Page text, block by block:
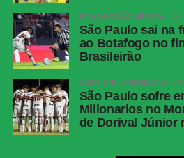
BRASILEIRÃO SÉRIE A 3
São Paulo sai na
ao Botafogo no
Brasileirão
COPA SUL-AMERICANA 3
São Paulo sofre
Millonarios no
de Dorival Júnior